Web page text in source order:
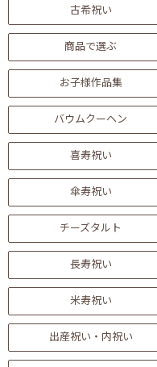
古希祝い
商品で選ぶ
お子様作品集
バウムクーヘン
喜寿祝い
傘寿祝い
チーズタルト
長寿祝い
米寿祝い
出産祝い・内祝い